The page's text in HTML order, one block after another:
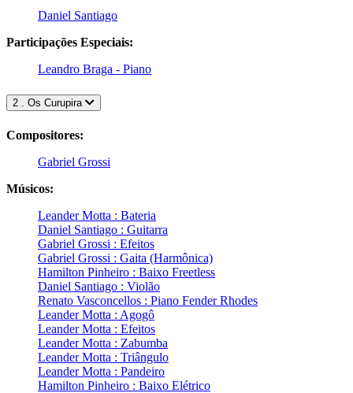
Daniel Santiago
Participações Especiais:
Leandro Braga - Piano
2 . Os Curupira
Compositores:
Gabriel Grossi
Músicos:
Leander Motta : Bateria
Daniel Santiago : Guitarra
Gabriel Grossi : Efeitos
Gabriel Grossi : Gaita (Harmônica)
Hamilton Pinheiro : Baixo Freetless
Daniel Santiago : Violão
Renato Vasconcellos : Piano Fender Rhodes
Leander Motta : Agogô
Leander Motta : Efeitos
Leander Motta : Zabumba
Leander Motta : Triângulo
Leander Motta : Pandeiro
Hamilton Pinheiro : Baixo Elétrico